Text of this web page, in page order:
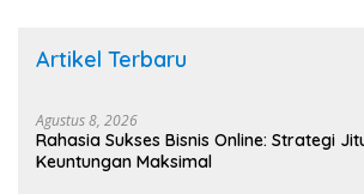
Artikel Terbaru
Agustus 8, 2026
Rahasia Sukses Bisnis Online: Strategi
Keuntungan Maksimal